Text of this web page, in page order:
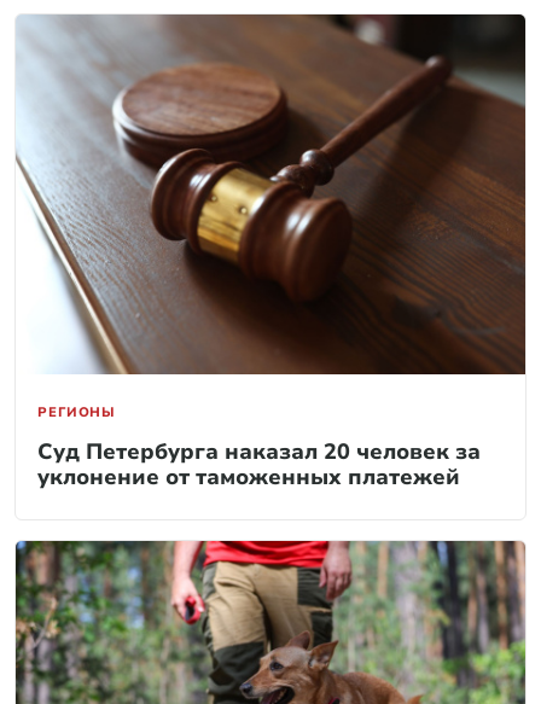
РЕГИОНЫ
Суд Петербурга наказал 20 человек за
уклонение от таможенных платежей